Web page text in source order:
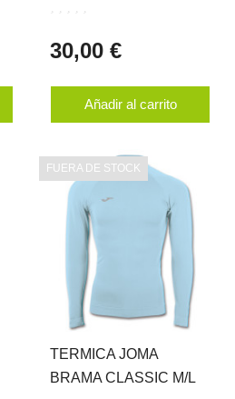
30,00 €
Añadir al carrito
TERMICA JOMA
BRAMA CLASSIC M/L
FUERA DE STOCK